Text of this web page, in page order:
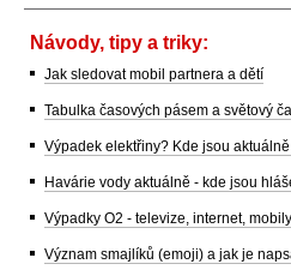
Návody, tipy a triky:
Jak sledovat mobil partnera a dětí
Tabulka časových pásem a světový
Výpadek elektřiny? Kde jsou
Havárie vody aktuálně - kde jsou
Výpadky O2 - televize, internet, mobily
Význam smajlíků (emoji) a jak je